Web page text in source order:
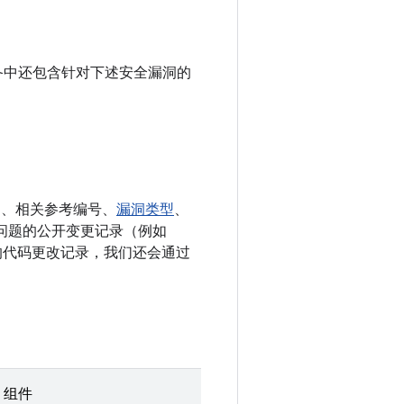
还包含针对下述安全漏洞的
相关参考编号、 漏洞类型、
题的公开变更记录（例如
码更改记录，我们还会通过
组件